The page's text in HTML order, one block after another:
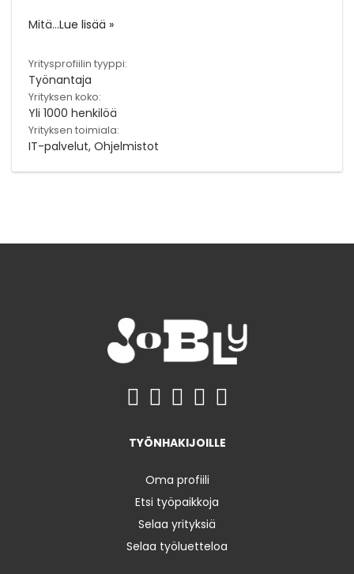
Mitä...Lue lisää »
Yritysprofiilin tyyppi:
Työnantaja
Yrityksen koko:
Yli 1000 henkilöä
Yrityksen toimiala:
IT-palvelut, Ohjelmistot
TYÖNHAKIJOILLE
Oma profiili
Etsi työpaikkoja
Selaa yrityksiä
Selaa työluetteloa